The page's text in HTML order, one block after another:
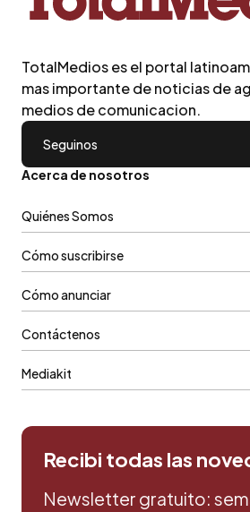
TotalMedios es el portal
mas importante de noticias de
medios de comunicacion.
Seguinos
Acerca de nosotros
Quiénes Somos
Cómo suscribirse
Cómo anunciar
Contáctenos
Mediakit
Recibi todas las
Newsletter gratuito: